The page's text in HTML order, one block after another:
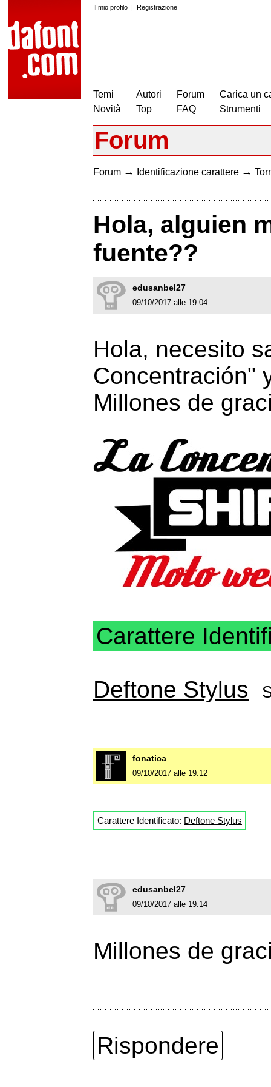
Il mio profilo | Registrazione
Temi
Novità
Autori
Top
Forum
FAQ
Carica un
Strumenti
Forum
Forum → Identificazione carattere →
Hola, alguien
fuente??
edusanbel27
09/10/2017 alle 19:04
Hola, necesito
Concentración"
Millones de
Carattere
Deftone Stylus
fonatica
09/10/2017 alle 19:12
Carattere Identificato: Deftone Stylus
edusanbel27
09/10/2017 alle 19:14
Millones de
Rispondere